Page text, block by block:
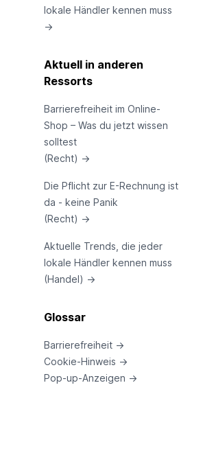
lokale Händler kennen muss
→
Aktuell in anderen
Ressorts
Barrierefreiheit im Online-
Shop – Was du jetzt wissen
solltest
(Recht) →
Die Pflicht zur E-Rechnung ist
da - keine Panik
(Recht) →
Aktuelle Trends, die jeder
lokale Händler kennen muss
(Handel) →
Glossar
Barrierefreiheit →
Cookie-Hinweis →
Pop-up-Anzeigen →